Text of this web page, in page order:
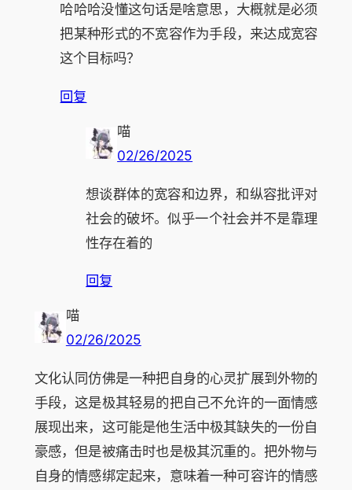
哈哈哈没懂这句话是啥意思，大概就是必须
把某种形式的不宽容作为手段，来达成宽容
这个目标吗？
回复
喵
02/26/2025
想谈群体的宽容和边界，和纵容批评对
社会的破坏。似乎一个社会并不是靠理
性存在着的
回复
喵
02/26/2025
文化认同仿佛是一种把自身的心灵扩展到外物的
手段，这是极其轻易的把自己不允许的一面情感
展现出来，这可能是他生活中极其缺失的一份自
豪感，但是被痛击时也是极其沉重的。把外物与
自身的情感绑定起来，意味着一种可容许的情感